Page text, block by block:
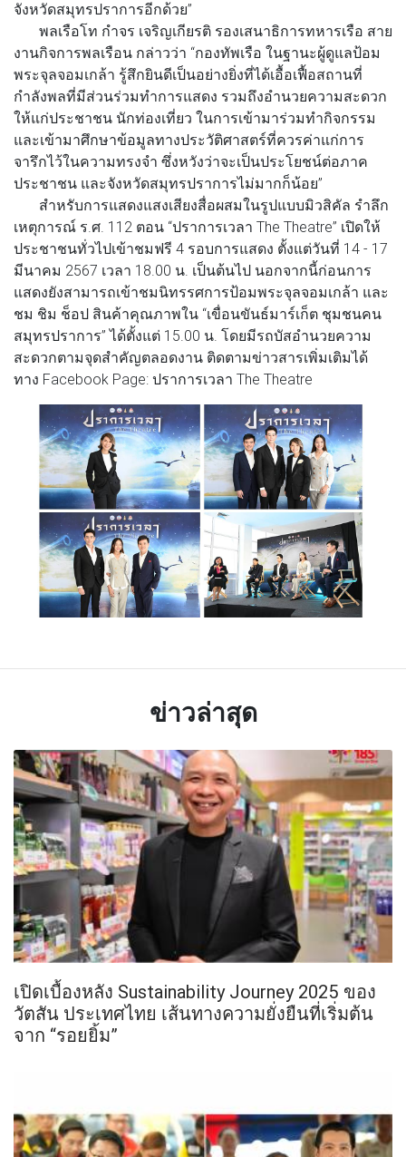
จังหวัดสมุทรปราการอีกด้วย”
พลเรือโท กำจร เจริญเกียรติ รองเสนาธิการทหารเรือ สาย
งานกิจการพลเรือน กล่าวว่า “กองทัพเรือ ในฐานะผู้ดูแลป้อม
พระจุลจอมเกล้า รู้สึกยินดีเป็นอย่างยิ่งที่ได้เอื้อเฟื้อสถานที่
กำลังพลที่มีส่วนร่วมทำการแสดง รวมถึงอำนวยความสะดวก
ให้แก่ประชาชน นักท่องเที่ยว ในการเข้ามาร่วมทำกิจกรรม
และเข้ามาศึกษาข้อมูลทางประวัติศาสตร์ที่ควรค่าแก่การ
จารึกไว้ในความทรงจำ ซึ่งหวังว่าจะเป็นประโยชน์ต่อภาค
ประชาชน และจังหวัดสมุทรปราการไม่มากก็น้อย”
สำหรับการแสดงแสงเสียงสื่อผสมในรูปแบบมิวสิคัล รำลึก
เหตุการณ์ ร.ศ. 112 ตอน “ปราการเวลา The Theatre” เปิดให้
ประชาชนทั่วไปเข้าชมฟรี 4 รอบการแสดง ตั้งแต่วันที่ 14 - 17
มีนาคม 2567 เวลา 18.00 น. เป็นต้นไป นอกจากนี้ก่อนการ
แสดงยังสามารถเข้าชมนิทรรศการป้อมพระจุลจอมเกล้า และ
ชม ชิม ช็อป สินค้าคุณภาพใน “เขื่อนขันธ์มาร์เก็ต ชุมชนคน
สมุทรปราการ” ได้ตั้งแต่ 15.00 น. โดยมีรถบัสอำนวยความ
สะดวกตามจุดสำคัญตลอดงาน ติดตามข่าวสารเพิ่มเติมได้
ทาง Facebook Page: ปราการเวลา The Theatre
ข่าวล่าสุด
เปิดเบื้องหลัง Sustainability Journey 2025 ของ
วัตสัน ประเทศไทย เส้นทางความยั่งยืนที่เริ่มต้น
จาก “รอยยิ้ม”